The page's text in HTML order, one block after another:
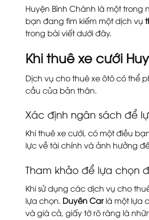
Huyện Bình Chánh là một
bạn đang tìm kiếm một dịch vụ
trong bài viết dưới đây.
Khi thuê xe cưới
Dịch vụ cho thuê xe ôtô có thể
cầu của bản thân.
Xác định ngân sách để
Khi thuê xe cưới, có một điều
lực về tài chính và ảnh hưởng
Tham khảo để lựa chọn
Khi sử dụng các dịch vụ cho
lựa chọn. Duyên Carlà một lựa
và giá cả, giấy tờ rõ ràng là